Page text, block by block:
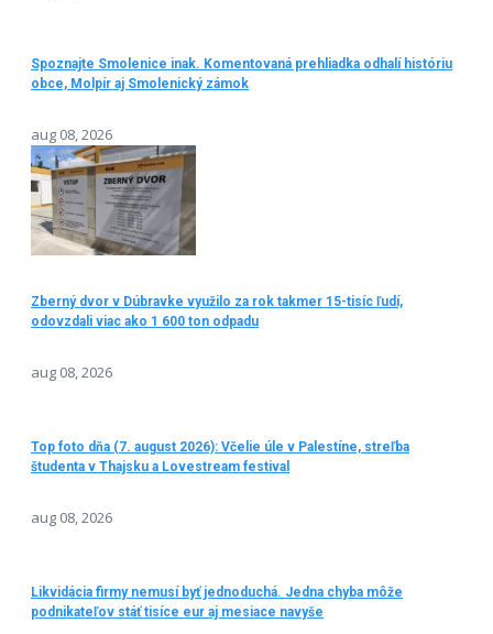
Spoznajte Smolenice inak. Komentovaná prehliadka odhalí históriu
obce, Molpír aj Smolenický zámok
aug 08, 2026
Zberný dvor v Dúbravke využilo za rok takmer 15-tisíc ľudí,
odovzdali viac ako 1 600 ton odpadu
aug 08, 2026
Top foto dňa (7. august 2026): Včelie úle v Palestíne, streľba
študenta v Thajsku a Lovestream festival
aug 08, 2026
Likvidácia firmy nemusí byť jednoduchá. Jedna chyba môže
podnikateľov stáť tisíce eur aj mesiace navyše